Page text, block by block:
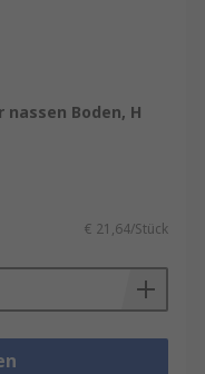
nassen Boden, H
€ 21,64/Stück